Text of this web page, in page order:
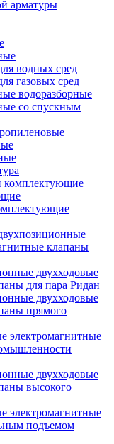
арматуры
водных сред
газовых сред
водоразборные
со спускным
комплектующие
клапаны
двухходовые
для пара Ридан
двухходовые
прямого
электромагнитные
двухходовые
высокого
электромагнитные
подъемом